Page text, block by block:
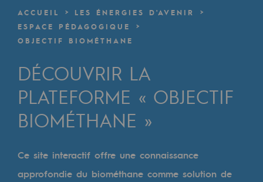
Une organisation adaptative et ouverte
Une organisation adaptative et
Digitalisation
Transversalité et Collaboratif
Notre culture et nos valeurs
Notre organisation
ACCUEIL
LES ÉNERGIES D'AVENIR
ESPACE PÉDAGOGIQUE
OBJECTIF BIOMÉTHANE
DÉCOUVRIR LA
PLATEFORME « OBJECTIF
BIOMÉTHANE »
Ce site interactif offre une connaissance
approfondie du biométhane comme solution de